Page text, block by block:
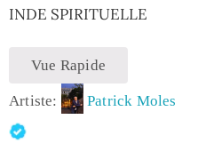
INDE SPIRITUELLE
Vue Rapide
Artiste: Patrick Moles